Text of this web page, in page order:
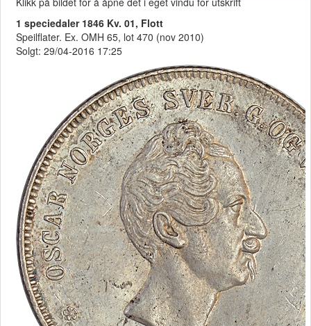
1 speciedaler 1846 Kv. 01, Flott
Speilflater. Ex. OMH 65, lot 470 (nov 2010)
Solgt: 29/04-2016 17:25